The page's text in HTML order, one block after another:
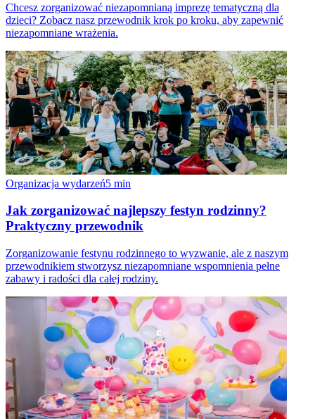
Chcesz zorganizować niezapomnianą imprezę tematyczną dla
dzieci? Zobacz nasz przewodnik krok po kroku, aby zapewnić
niezapomniane wrażenia.
Organizacja wydarzeń5 min
Jak zorganizować najlepszy festyn rodzinny?
Praktyczny przewodnik
Zorganizowanie festynu rodzinnego to wyzwanie, ale z naszym
przewodnikiem stworzysz niezapomniane wspomnienia pełne
zabawy i radości dla całej rodziny.